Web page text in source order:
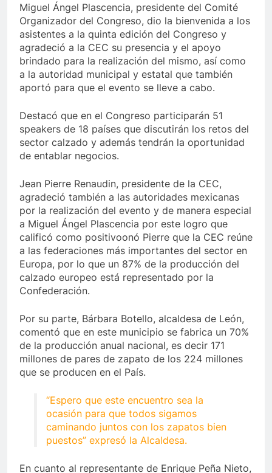
Miguel Ángel Plascencia, presidente del Comité
Organizador del Congreso, dio la bienvenida a los
asistentes a la quinta edición del Congreso y
agradeció a la CEC su presencia y el apoyo
brindado para la realización del mismo, así como
a la autoridad municipal y estatal que también
aportó para que el evento se lleve a cabo.
Destacó que en el Congreso participarán 51
speakers de 18 países que discutirán los retos del
sector calzado y además tendrán la oportunidad
de entablar negocios.
Jean Pierre Renaudin, presidente de la CEC,
agradeció también a las autoridades mexicanas
por la realización del evento y de manera especial
a Miguel Ángel Plascencia por este logro que
calificó como positivoonó Pierre que la CEC reúne
a las federaciones más importantes del sector en
Europa, por lo que un 87% de la producción del
calzado europeo está representado por la
Confederación.
Por su parte, Bárbara Botello, alcaldesa de León,
comentó que en este municipio se fabrica un 70%
de la producción anual nacional, es decir 171
millones de pares de zapato de los 224 millones
que se producen en el País.
“Espero que este encuentro sea la
ocasión para que todos sigamos
caminando juntos con los zapatos bien
puestos” expresó la Alcaldesa.
En cuanto al representante de Enrique Peña Nieto,